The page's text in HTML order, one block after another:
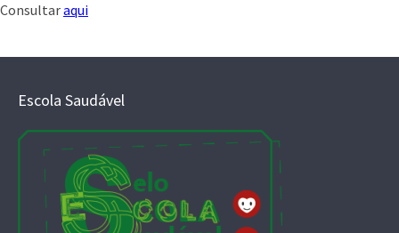
Consultaraqui
Escola Saudável